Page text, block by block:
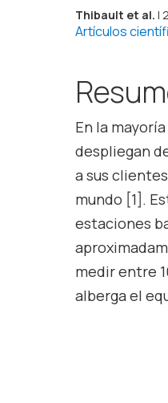
Thibault et al. |
Artículos
En la
despliegan
a sus
mundo [1].
estaciones
medir entre
alberga el